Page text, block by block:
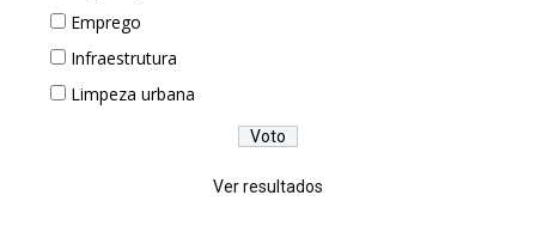
Emprego
Infraestrutura
Limpeza urbana
Ver resultados